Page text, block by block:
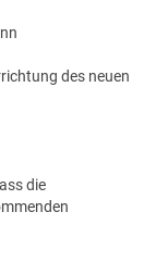
des neuen
die